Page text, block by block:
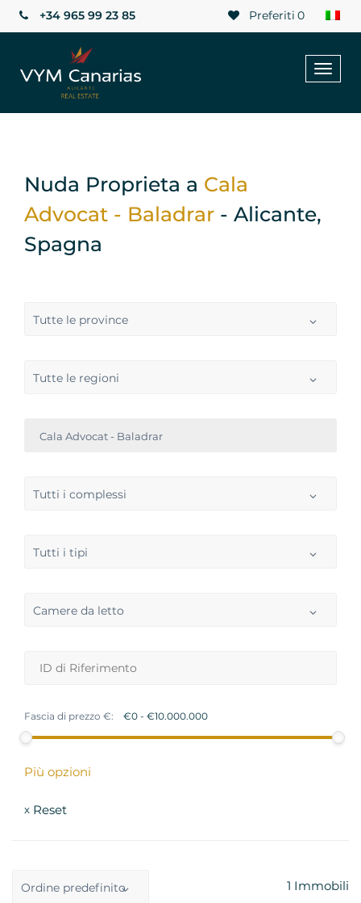
Preferiti 0
+34 965 99 23 85
Nuda Proprieta a Cala
Advocat - Baladrar - Alicante,
Spagna
Tutte le province
Tutte le regioni
Cala Advocat - Baladrar
Tutti i complessi
Tutti i tipi
Camere da letto
Fascia di prezzo €:
Più opzioni
x Reset
Ordine predefinito 1 Immobili